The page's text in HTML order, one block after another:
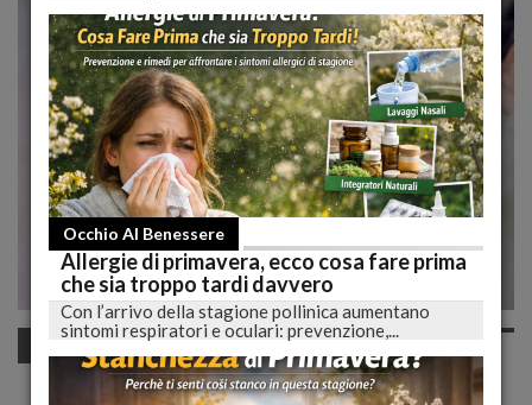
Occhio al trucco
Make up: come usare correttamente il blush?
Occhio Al Benessere
Allergie di primavera, ecco cosa fare prima
che sia troppo tardi davvero
Con l’arrivo della stagione pollinica aumentano
sintomi respiratori e oculari: prevenzione,...